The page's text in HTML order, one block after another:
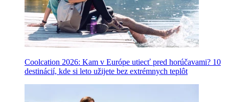
Coolcation 2026: Kam v Európe utiecť pred horúčavami? 10
destinácií, kde si leto užijete bez extrémnych teplôt